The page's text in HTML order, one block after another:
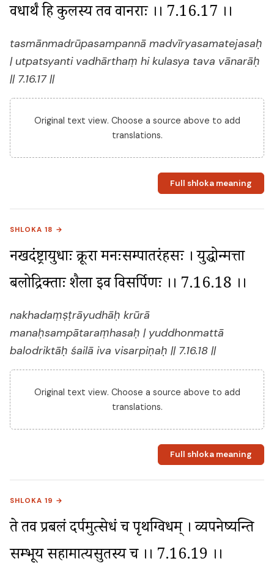
वधार्थं हि कुलस्य तव वानराः ।। 7.16.17 ।।
tasmānmadrūpasampannā madvīryasamatejasaḥ
| utpatsyanti vadhārthaṃ hi kulasya tava vānarāḥ
|| 7.16.17 ||
Original text view. Choose a source above to add
translations.
Full shloka meaning
SHLOKA 18 →
नखदंष्ट्रायुधाः क्रूरा मनःसम्पातरंहसः । युद्धोन्मत्ता
बलोद्रिक्ताः शैला इव विसर्पिणः ।। 7.16.18 ।।
nakhadaṃṣṭrāyudhāḥ krūrā
manaḥsampātaraṃhasaḥ | yuddhonmattā
balodriktāḥ śailā iva visarpiṇaḥ || 7.16.18 ||
Original text view. Choose a source above to add
translations.
Full shloka meaning
SHLOKA 19 →
ते तव प्रबलं दर्पमुत्सेधं च पृथग्विधम् । व्यपनेष्यन्ति
सम्भूय सहामात्यसुतस्य च ।। 7.16.19 ।।